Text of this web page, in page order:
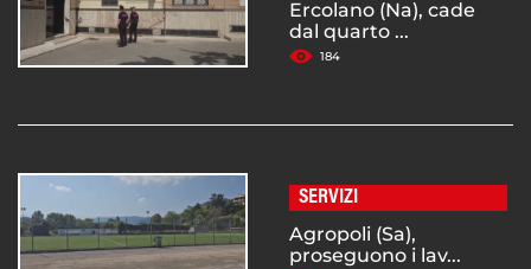
Ercolano (Na), cade
dal quarto ...
184
SERVIZI
Agropoli (Sa),
proseguono i lav...